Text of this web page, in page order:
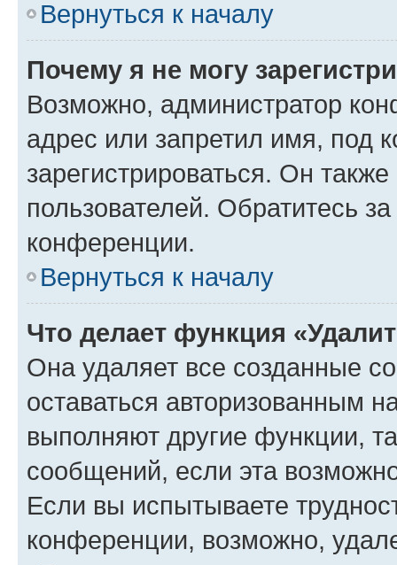
Вернуться к началу
Почему я не могу
Возможно, администратор
адрес или запретил имя, под
зарегистрироваться. Он
пользователей. Обратитесь
конференции.
Вернуться к началу
Что делает функция
Она удаляет все созданные
оставаться авторизованным
выполняют другие функции,
сообщений, если эта
Если вы испытываете
конференции, возможно,